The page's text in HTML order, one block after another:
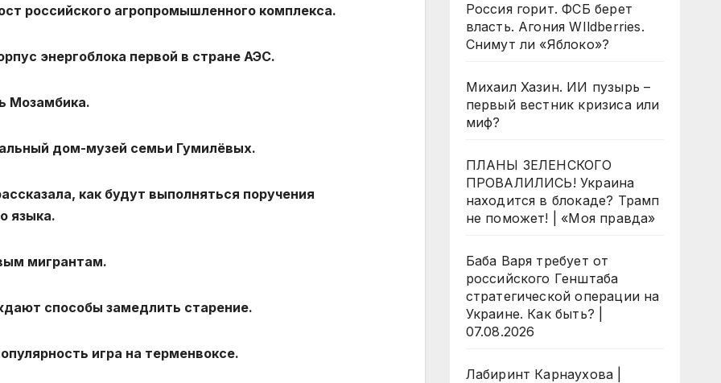
российского агропромышленного комплекса.
энергоблока первой в стране АЭС.
Мозамбика.
дом-музей семьи Гумилёвых.
как будут выполняться поручения
языка.
мигрантам.
способы замедлить старение.
игра на терменвоксе.
Россия горит. ФСБ берет
власть. Агония WIldberries.
Снимут ли «Яблоко»?
Михаил Хазин. ИИ пузырь –
первый вестник кризиса или
миф?
ПЛАНЫ ЗЕЛЕНСКОГО
ПРОВАЛИЛИСЬ! Украина
находится в блокаде? Трамп
не поможет! | «Моя правда»
Баба Варя требует от
российского Генштаба
стратегической операции на
Украине. Как быть? |
07.08.2026
Лабиринт Карнаухова |